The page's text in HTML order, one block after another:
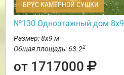
БРУС КАМЕРНОЙ СУШКИ
№130 Одноэтажный дом 8х9
Размер: 8х9 м
Общая площадь: 63.22
от 1717000